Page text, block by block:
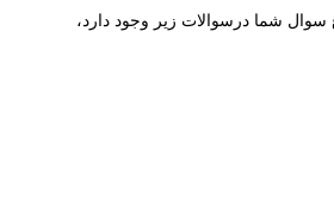
سوال شما درسوالات زیر وجود دارد،